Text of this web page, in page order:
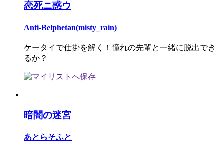
恋死ニ惑ウ
Anti-Belphetan(misty_rain)
ケータイで仕掛を解く！憧れの先輩と一緒に脱出でき
るか？
暗闇の迷宮
あとらそふと